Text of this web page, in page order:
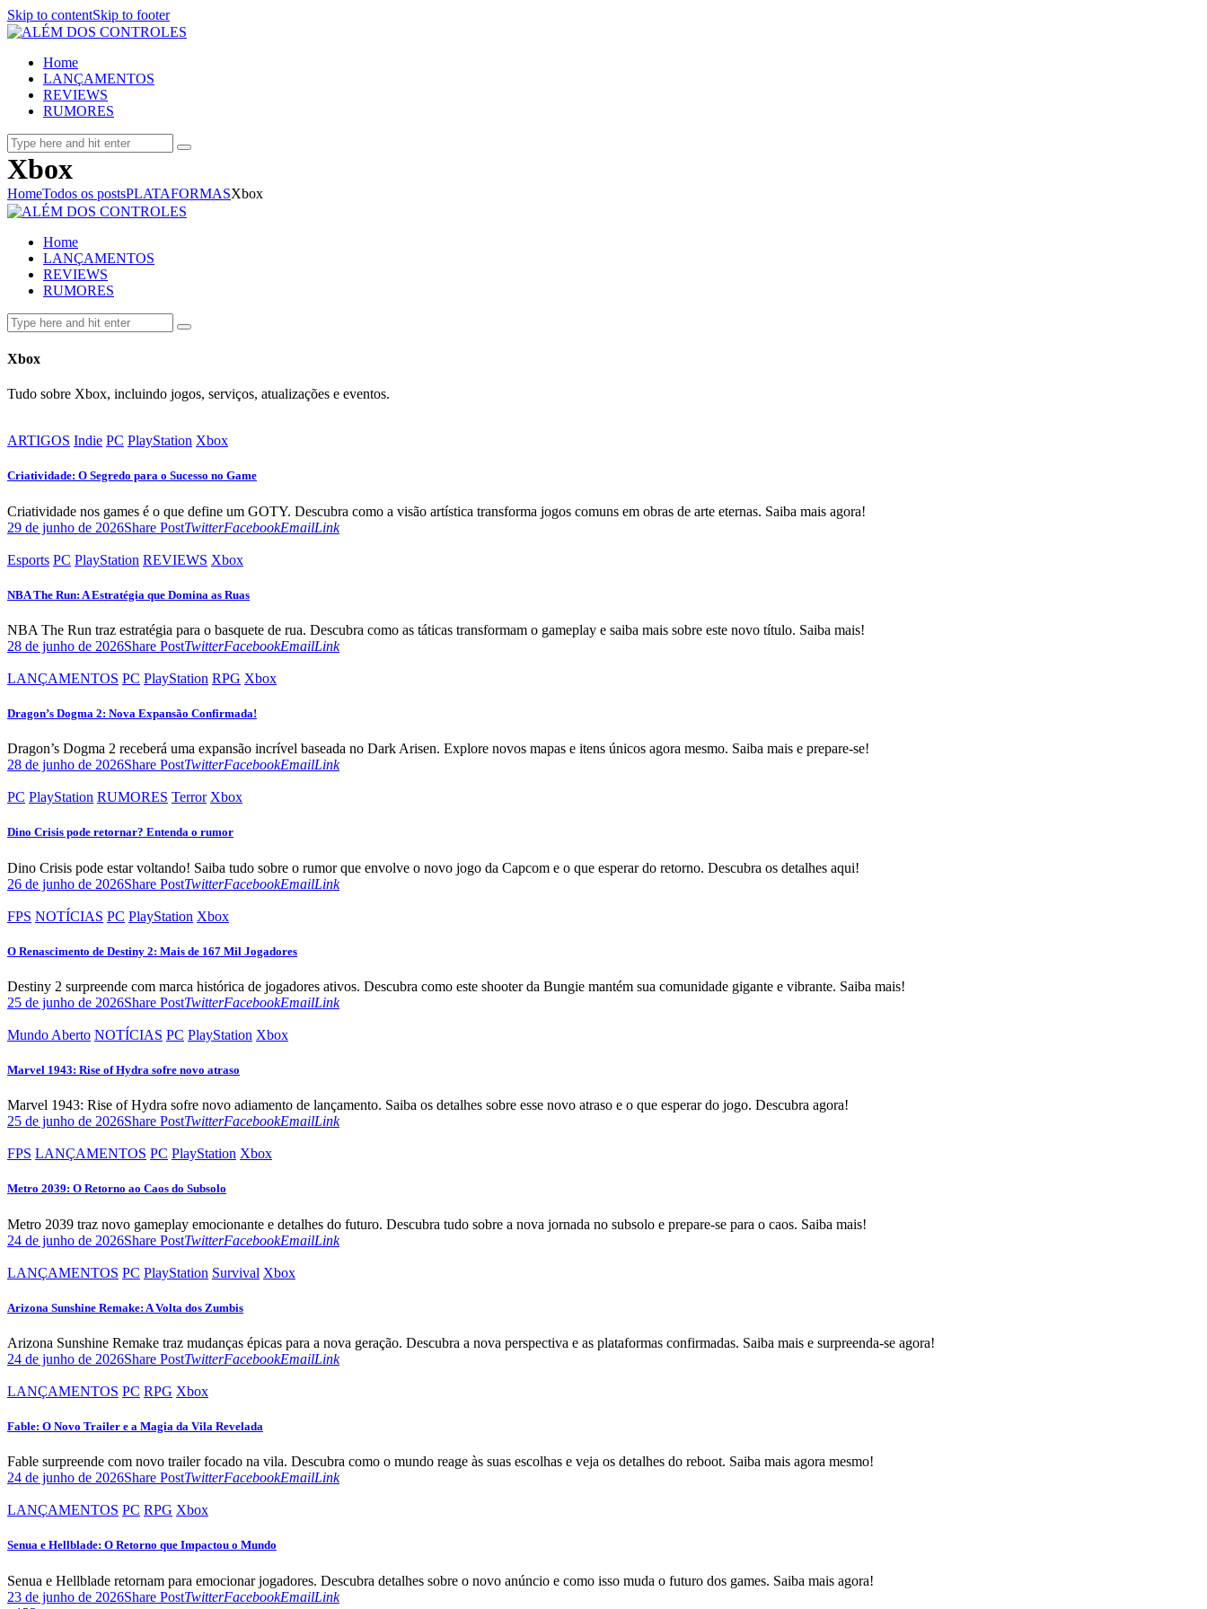
Skip to contentSkip to footer
Home
LANÇAMENTOS
REVIEWS
RUMORES
Xbox
HomeTodos os postsPLATAFORMASXbox
Home
LANÇAMENTOS
REVIEWS
RUMORES
Xbox
Tudo sobre Xbox, incluindo jogos, serviços, atualizações e eventos.
ARTIGOS Indie PC PlayStation Xbox
Criatividade: O Segredo para o Sucesso no Game
Criatividade nos games é o que define um GOTY. Descubra como a visão artística transforma jogos comuns em obras de arte eternas. Saiba mais agora!
29 de junho de 2026Share PostTwitter
TwitterFacebook
FacebookEmail
EmailCopy
Link
Esports PC PlayStation REVIEWS Xbox
NBA The Run: A Estratégia que Domina as Ruas
NBA The Run traz estratégia para o basquete de rua. Descubra como as táticas transformam o gameplay e saiba mais sobre este novo título. Saiba mais!
28 de junho de 2026Share PostTwitter
TwitterFacebook
FacebookEmail
EmailCopy
Link
LANÇAMENTOS PC PlayStation RPG Xbox
Dragon’s Dogma 2: Nova Expansão Confirmada!
Dragon’s Dogma 2 receberá uma expansão incrível baseada no Dark Arisen. Explore novos mapas e itens únicos agora mesmo. Saiba mais e prepare-se!
28 de junho de 2026Share PostTwitter
TwitterFacebook
FacebookEmail
EmailCopy
Link
PC PlayStation RUMORES Terror Xbox
Dino Crisis pode retornar? Entenda o rumor
Dino Crisis pode estar voltando! Saiba tudo sobre o rumor que envolve o novo jogo da Capcom e o que esperar do retorno. Descubra os detalhes aqui!
26 de junho de 2026Share PostTwitter
TwitterFacebook
FacebookEmail
EmailCopy
Link
FPS NOTÍCIAS PC PlayStation Xbox
O Renascimento de Destiny 2: Mais de 167 Mil Jogadores
Destiny 2 surpreende com marca histórica de jogadores ativos. Descubra como este shooter da Bungie mantém sua comunidade gigante e vibrante. Saiba mais!
25 de junho de 2026Share PostTwitter
TwitterFacebook
FacebookEmail
EmailCopy
Link
Mundo Aberto NOTÍCIAS PC PlayStation Xbox
Marvel 1943: Rise of Hydra sofre novo atraso
Marvel 1943: Rise of Hydra sofre novo adiamento de lançamento. Saiba os detalhes sobre esse novo atraso e o que esperar do jogo. Descubra agora!
25 de junho de 2026Share PostTwitter
TwitterFacebook
FacebookEmail
EmailCopy
Link
FPS LANÇAMENTOS PC PlayStation Xbox
Metro 2039: O Retorno ao Caos do Subsolo
Metro 2039 traz novo gameplay emocionante e detalhes do futuro. Descubra tudo sobre a nova jornada no subsolo e prepare-se para o caos. Saiba mais!
24 de junho de 2026Share PostTwitter
TwitterFacebook
FacebookEmail
EmailCopy
Link
LANÇAMENTOS PC PlayStation Survival Xbox
Arizona Sunshine Remake: A Volta dos Zumbis
Arizona Sunshine Remake traz mudanças épicas para a nova geração. Descubra a nova perspectiva e as plataformas confirmadas. Saiba mais e surpreenda-se agora!
24 de junho de 2026Share PostTwitter
TwitterFacebook
FacebookEmail
EmailCopy
Link
LANÇAMENTOS PC RPG Xbox
Fable: O Novo Trailer e a Magia da Vila Revelada
Fable surpreende com novo trailer focado na vila. Descubra como o mundo reage às suas escolhas e veja os detalhes do reboot. Saiba mais agora mesmo!
24 de junho de 2026Share PostTwitter
TwitterFacebook
FacebookEmail
EmailCopy
Link
LANÇAMENTOS PC RPG Xbox
Senua e Hellblade: O Retorno que Impactou o Mundo
Senua e Hellblade retornam para emocionar jogadores. Descubra detalhes sobre o novo anúncio e como isso muda o futuro dos games. Saiba mais agora!
23 de junho de 2026Share PostTwitter
TwitterFacebook
FacebookEmail
EmailCopy
Link